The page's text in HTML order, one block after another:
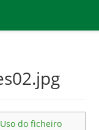
Uso do ficheiro